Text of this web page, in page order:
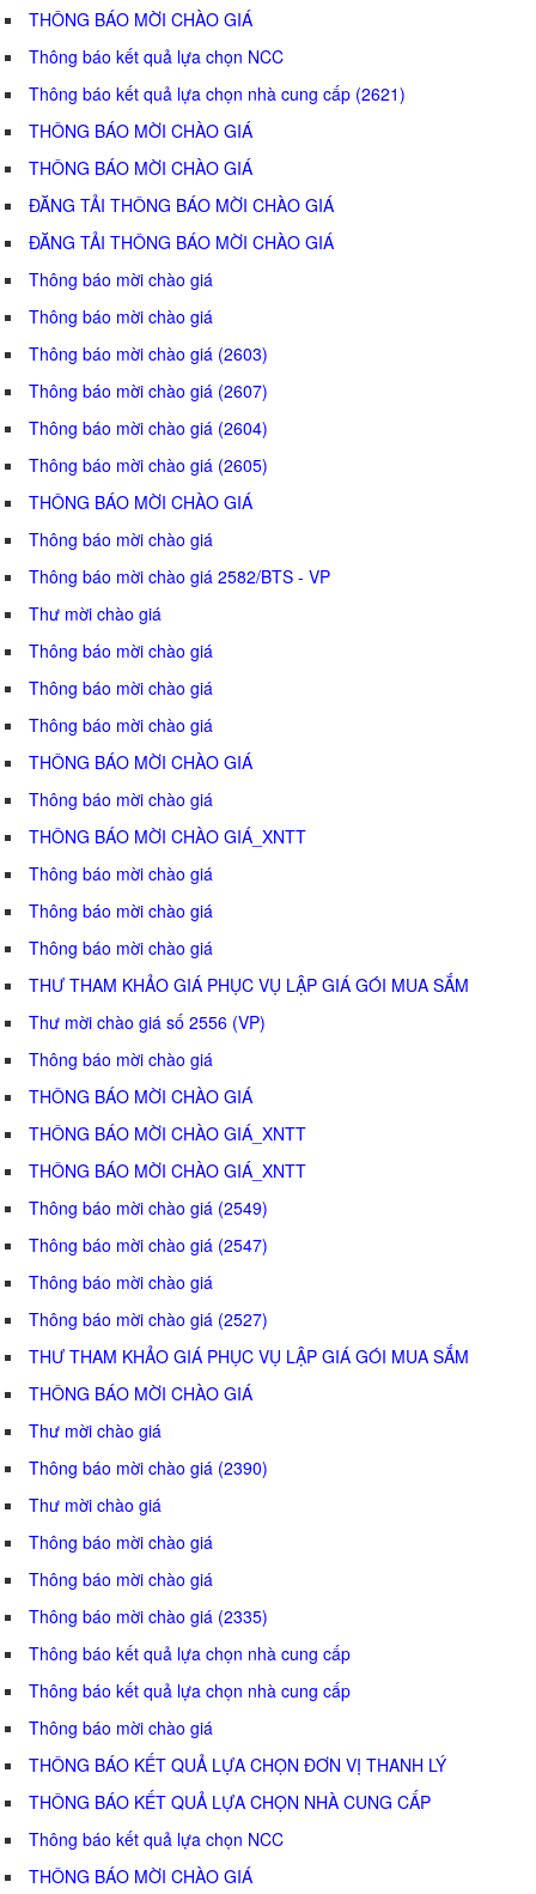
THÔNG BÁO MỜI CHÀO GIÁ
Thông báo kết quả lựa chọn NCC
Thông báo kết quả lựa chọn nhà cung cấp (2621)
THÔNG BÁO MỜI CHÀO GIÁ
THÔNG BÁO MỜI CHÀO GIÁ
ĐĂNG TẢI THÔNG BÁO MỜI CHÀO GIÁ
ĐĂNG TẢI THÔNG BÁO MỜI CHÀO GIÁ
Thông báo mời chào giá
Thông báo mời chào giá
Thông báo mời chào giá (2603)
Thông báo mời chào giá (2607)
Thông báo mời chào giá (2604)
Thông báo mời chào giá (2605)
THÔNG BÁO MỜI CHÀO GIÁ
Thông báo mời chào giá
Thông báo mời chào giá 2582/BTS - VP
Thư mời chào giá
Thông báo mời chào giá
Thông báo mời chào giá
Thông báo mời chào giá
THÔNG BÁO MỜI CHÀO GIÁ
Thông báo mời chào giá
THÔNG BÁO MỜI CHÀO GIÁ_XNTT
Thông báo mời chào giá
Thông báo mời chào giá
Thông báo mời chào giá
THƯ THAM KHẢO GIÁ PHỤC VỤ LẬP GIÁ GÓI MUA SẮM
Thư mời chào giá số 2556 (VP)
Thông báo mời chào giá
THÔNG BÁO MỜI CHÀO GIÁ
THÔNG BÁO MỜI CHÀO GIÁ_XNTT
THÔNG BÁO MỜI CHÀO GIÁ_XNTT
Thông báo mời chào giá (2549)
Thông báo mời chào giá (2547)
Thông báo mời chào giá
Thông báo mời chào giá (2527)
THƯ THAM KHẢO GIÁ PHỤC VỤ LẬP GIÁ GÓI MUA SẮM
THÔNG BÁO MỜI CHÀO GIÁ
Thư mời chào giá
Thông báo mời chào giá (2390)
Thư mời chào giá
Thông báo mời chào giá
Thông báo mời chào giá
Thông báo mời chào giá (2335)
Thông báo kết quả lựa chọn nhà cung cấp
Thông báo kết quả lựa chọn nhà cung cấp
Thông báo mời chào giá
THÔNG BÁO KẾT QUẢ LỰA CHỌN ĐƠN VỊ THANH LÝ
THÔNG BÁO KẾT QUẢ LỰA CHỌN NHÀ CUNG CẤP
Thông báo kết quả lựa chọn NCC
THÔNG BÁO MỜI CHÀO GIÁ